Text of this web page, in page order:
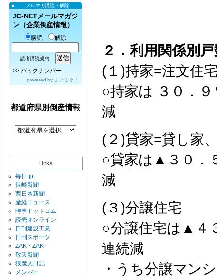
メルマガ購読・解除
JC-NETメールマガジ
ン（企業倒産情報）
購読 解除
読者購読規約
>> バックナンバー
powered by まぐまぐ！
都道府県別倒産情報
Links
毎日.jp
長崎新聞
西日本新聞
産経ニュース
時事ドットコム
読売オンライン
日刊建設工業
日刊スポーツ
ZAK・ZAK
敬天新聞
狼魔人日記
メンバー
２．利用関係別
(１)持家=注文住
○持家は ３０．
減
(２)貸家=貸し家
○貸家は▲３０．
減
(３)分譲住宅
○分譲住宅は▲４
連続減
・うち分譲マン